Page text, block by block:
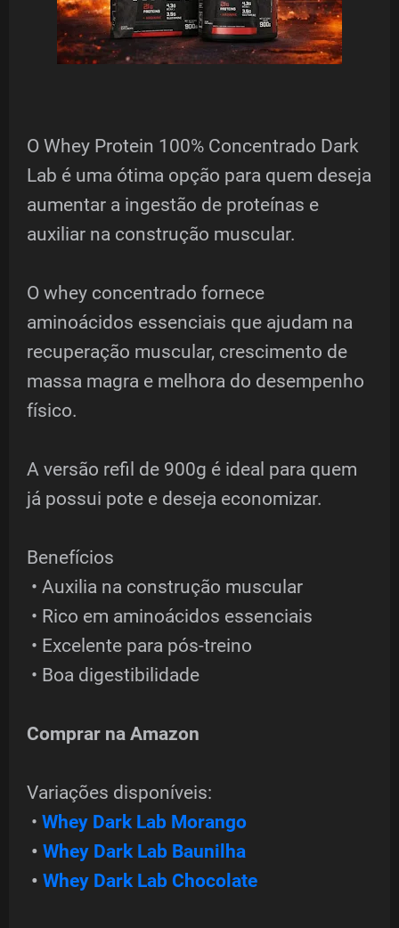
O Whey Protein 100% Concentrado Dark
Lab é uma ótima opção para quem deseja
aumentar a ingestão de proteínas e
auxiliar na construção muscular.
O whey concentrado fornece
aminoácidos essenciais que ajudam na
recuperação muscular, crescimento de
massa magra e melhora do desempenho
físico.
A versão refil de 900g é ideal para quem
já possui pote e deseja economizar.
Benefícios
• Auxilia na construção muscular
• Rico em aminoácidos essenciais
• Excelente para pós-treino
• Boa digestibilidade
Comprar na Amazon
Variações disponíveis:
• Whey Dark Lab Morango
• Whey Dark Lab Baunilha
• Whey Dark Lab Chocolate